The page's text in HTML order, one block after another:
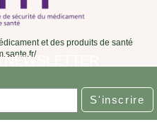
et des produits de santé
S'inscrire